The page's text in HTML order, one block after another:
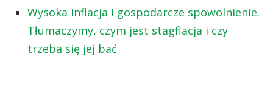
Wysoka inflacja i gospodarcze spowolnienie.
Tłumaczymy, czym jest stagflacja i czy
trzeba się jej bać